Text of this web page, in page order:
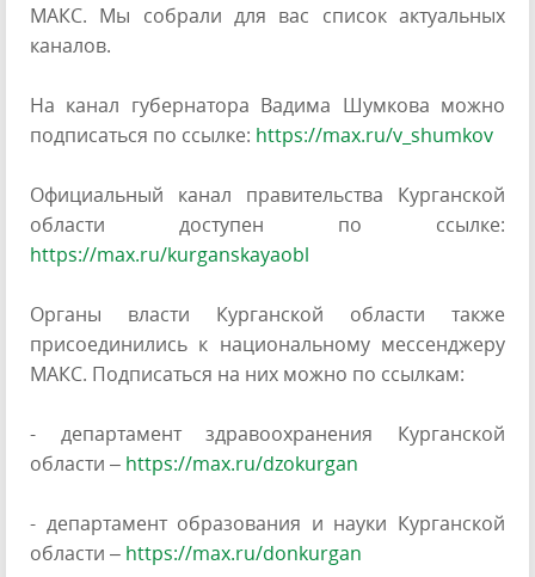
МАКС. Мы собрали для вас список актуальных
каналов.
На канал губернатора Вадима Шумкова можно
подписаться по ссылке: https://max.ru/v_shumkov
Официальный канал правительства Курганской
области доступен по ссылке:
https://max.ru/kurganskayaobl
Органы власти Курганской области также
присоединились к национальному мессенджеру
МАКС. Подписаться на них можно по ссылкам:
- департамент здравоохранения Курганской
области – https://max.ru/dzokurgan
- департамент образования и науки Курганской
области – https://max.ru/donkurgan